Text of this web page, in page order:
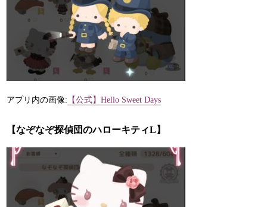
アプリ内の画像: 【公式】Hello Sweet Days
【なぞなぞ探偵団のハローキティL】